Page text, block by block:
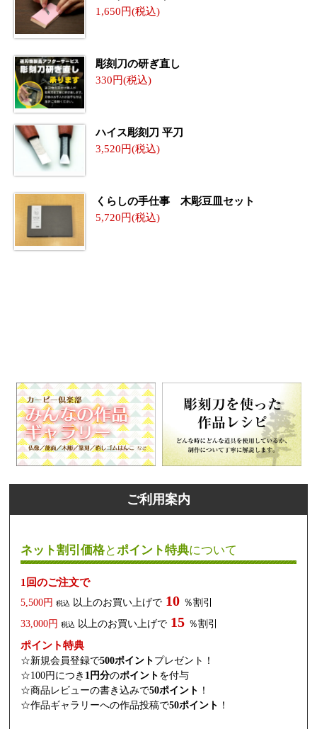
1,650
彫刻刀の研ぎ直し
330
ハイス彫刻刀 平刀
3,520
くらしの手仕事 木彫豆皿セット
5,720
ご利用案内
ネット割引価格とポイント特典について
1回のご注文で
5,500円 税込 以上のお買い上げで 10 ％割引
33,000円 税込 以上のお買い上げで 15 ％割引
ポイント特典
☆新規会員登録で500ポイント プレゼント！
☆100円につき 1円分のポイント を付与
☆商品レビューの書き込みで50ポイント ！
☆作品ギャラリーへの作品投稿で50ポイント ！